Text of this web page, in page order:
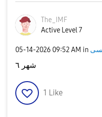
The_IMF
Active Level 7
‎05-14-2026 09:52 AM in
شهر ٦
1 Like